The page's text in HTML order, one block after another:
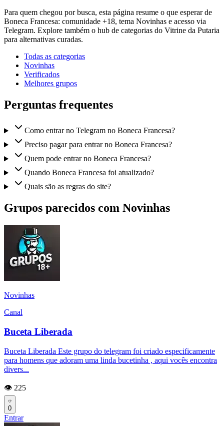
Para quem chegou por busca, esta página resume o que esperar de
Boneca Francesa: comunidade +18, tema Novinhas e acesso via
Telegram. Explore também o hub de categorias do Vitrine da Putaria
para alternativas curadas.
Todas as categorias
Novinhas
Verificados
Melhores grupos
Perguntas frequentes
Como entrar no Telegram no Boneca Francesa?
Preciso pagar para entrar no Boneca Francesa?
Quem pode entrar no Boneca Francesa?
Quando Boneca Francesa foi atualizado?
Quais são as regras do site?
Grupos parecidos com Novinhas
Novinhas
Canal
Buceta Liberada
Buceta Liberada Este grupo do telegram foi criado especificamente
para homens que adoram uma linda bucetinha , aqui vocês encontra
divers...
👁️ 225
0
Entrar